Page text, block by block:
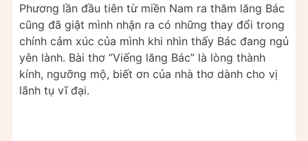
Phương lần đầu tiên từ miền Nam ra thăm lăng Bác
cũng đã giật mình nhận ra có những thay đổi trong
chính cảm xúc của mình khi nhìn thấy Bác đang ngủ
yên lành. Bài thơ “Viếng lăng Bác” là lòng thành
kính, ngưỡng mộ, biết ơn của nhà thơ dành cho vị
lãnh tụ vĩ đại.